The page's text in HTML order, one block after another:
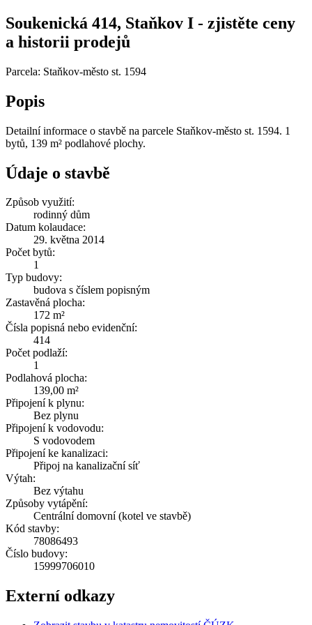
Soukenická 414, Staňkov I - zjistěte ceny
a historii prodejů
Parcela: Staňkov-město st. 1594
Popis
Detailní informace o stavbě na parcele Staňkov-město st. 1594. 1
bytů, 139 m² podlahové plochy.
Údaje o stavbě
Způsob využití:
rodinný dům
Datum kolaudace:
29. května 2014
Počet bytů:
1
Typ budovy:
budova s číslem popisným
Zastavěná plocha:
172 m²
Čísla popisná nebo evidenční:
414
Počet podlaží:
1
Podlahová plocha:
139,00 m²
Připojení k plynu:
Bez plynu
Připojení k vodovodu:
S vodovodem
Připojení ke kanalizaci:
Připoj na kanalizační síť
Výtah:
Bez výtahu
Způsoby vytápění:
Centrální domovní (kotel ve stavbě)
Kód stavby:
78086493
Číslo budovy:
15999706010
Externí odkazy